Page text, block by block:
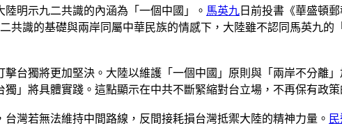
陸明示九二共識的內涵為「一個中國」。 馬英九 日前投書《華盛頓
共識的基礎與兩岸同屬中華民族的情感下，大陸雖不認同馬英九
擊台獨將更加堅決。大陸以維護「一個中國」原則與「兩岸不分離
」將具體實踐。這點顯示在中共不斷緊縮對台立場，不再保有政策
灣若無法維持中間路線，反間接耗損台灣抵禦大陸的精神力量。